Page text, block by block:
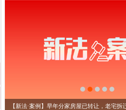
【新法·案例】早年分家房屋已转让，老宅拆